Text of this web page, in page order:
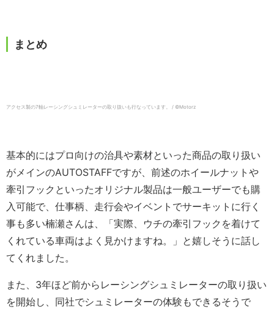
まとめ
アクセス製の7軸レーシングシュミレーターの取り扱いも行なっています。 / ©︎Motorz
基本的にはプロ向けの治具や素材といった商品の取り扱い
がメインのAUTOSTAFFですが、前述のホイールナットや
牽引フックといったオリジナル製品は一般ユーザーでも購
入可能で、仕事柄、走行会やイベントでサーキットに行く
事も多い楠瀬さんは、「実際、ウチの牽引フックを着けて
くれている車両はよく見かけますね。」と嬉しそうに話し
てくれました。
また、3年ほど前からレーシングシュミレーターの取り扱い
を開始し、同社でシュミレーターの体験もできるそうで